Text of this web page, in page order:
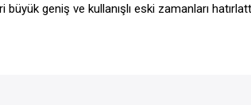
büyük geniş ve kullanışlı eski zamanları